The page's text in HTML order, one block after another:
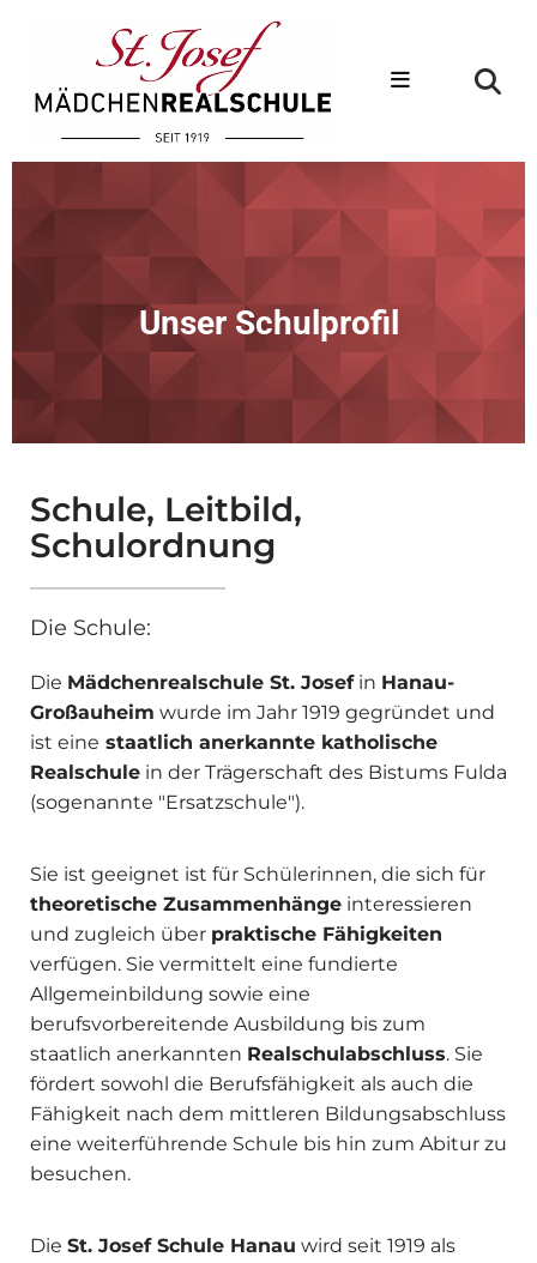
Unser Schulprofil
Schule, Leitbild,
Schulordnung
Die Schule:
Die Mädchenrealschule St. Josefin Hanau-
Großauheim wurde im Jahr 1919 gegründet und
ist eine staatlich anerkannte katholische
Realschule in der Trägerschaft des Bistums Fulda
(sogenannte "Ersatzschule").
Sie ist geeignet ist für Schülerinnen, die sich für
theoretische Zusammenhänge interessieren
und zugleich über praktische Fähigkeiten
verfügen. Sie vermittelt eine fundierte
Allgemeinbildung sowie eine
berufsvorbereitende Ausbildung bis zum
staatlich anerkannten Realschulabschluss. Sie
fördert sowohl die Berufsfähigkeit als auch die
Fähigkeit nach dem mittleren Bildungsabschluss
eine weiterführende Schule bis hin zum Abitur zu
besuchen.
Die St. Josef Schule Hanau wird seit 1919 als